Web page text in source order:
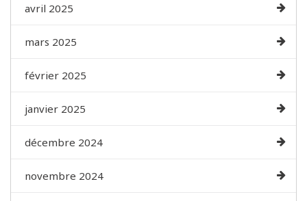
avril 2025
mars 2025
février 2025
janvier 2025
décembre 2024
novembre 2024